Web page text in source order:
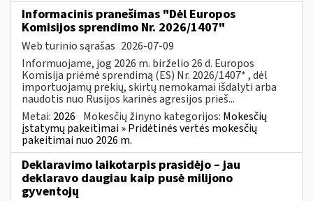
Informacinis pranešimas "Dėl Europos
Komisijos sprendimo Nr. 2026/1407"
Web turinio sąrašas 2026-07-09
Informuojame, jog 2026 m. birželio 26 d. Europos
Komisija priėmė sprendimą (ES) Nr. 2026/1407* , dėl
importuojamų prekių, skirtų nemokamai išdalyti arba
naudotis nuo Rusijos karinės agresijos prieš...
Metai: 2026 Mokesčių žinyno kategorijos: Mokesčių
įstatymų pakeitimai » Pridėtinės vertės mokesčių
pakeitimai nuo 2026 m.
Deklaravimo laikotarpis prasidėjo – jau
deklaravo daugiau kaip pusė milijono
gyventojų